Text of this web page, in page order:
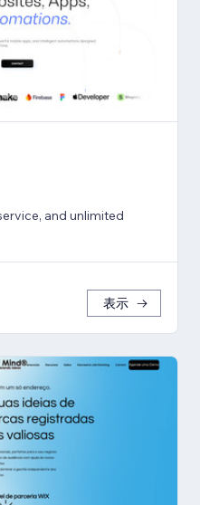
and unlimited
表示